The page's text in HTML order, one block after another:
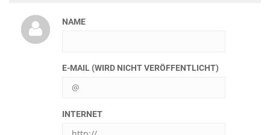
NAME
E-MAIL (WIRD NICHT VERÖFFENTLICHT)
INTERNET